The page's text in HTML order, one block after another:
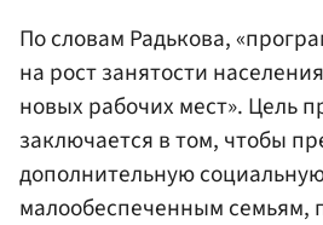
По словам Радькова,
на рост занятости
новых рабочих мест». Цель
заключается в том, чтобы
дополнительную
малообеспеченным семьям,